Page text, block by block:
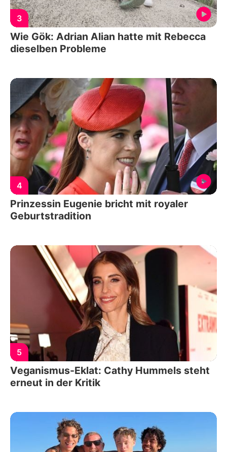
3
Wie Gök: Adrian Alian hatte mit Rebecca
dieselben Probleme
4
Prinzessin Eugenie bricht mit royaler
Geburtstradition
5
Veganismus-Eklat: Cathy Hummels steht
erneut in der Kritik